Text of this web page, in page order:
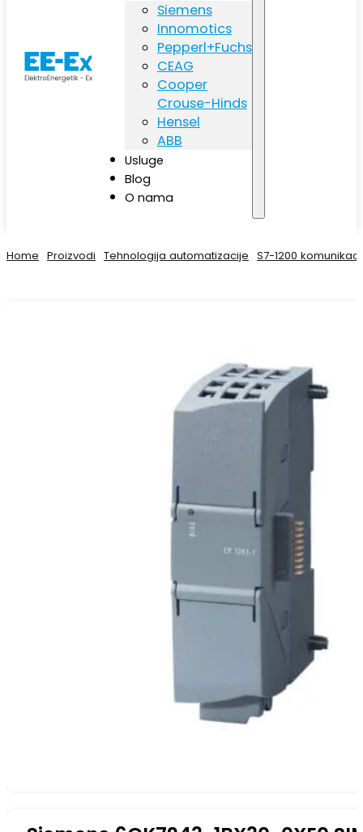
Siemens
Innomotics
Pepperl+Fuchs
CEAG
Cooper
Crouse-Hinds
Hensel
ABB
Usluge
Blog
O nama
Home Proizvodi Tehnologija automatizacije S7-1200